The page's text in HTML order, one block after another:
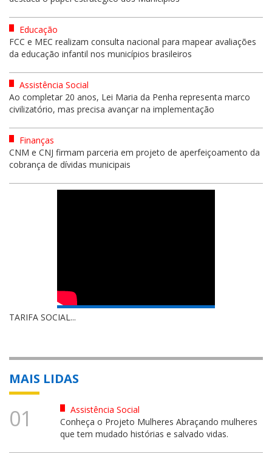
Educação
FCC e MEC realizam consulta nacional para mapear avaliações
da educação infantil nos municípios brasileiros
Assistência Social
Ao completar 20 anos, Lei Maria da Penha representa marco
civilizatório, mas precisa avançar na implementação
Finanças
CNM e CNJ firmam parceria em projeto de aperfeiçoamento da
cobrança de dívidas municipais
TARIFA SOCIAL...
MAIS LIDAS
01
Assistência Social
Conheça o Projeto Mulheres Abraçando mulheres
que tem mudado histórias e salvado vidas.